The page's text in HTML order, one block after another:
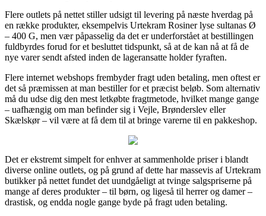
Flere outlets på nettet stiller udsigt til levering på næste hverdag på
en række produkter, eksempelvis Urtekram Rosiner lyse sultanas Ø
– 400 G, men vær påpasselig da det er underforstået at bestillingen
fuldbyrdes forud for et besluttet tidspunkt, så at de kan nå at få de
nye varer sendt afsted inden de lageransatte holder fyraften.
Flere internet webshops frembyder fragt uden betaling, men oftest er
det så præmissen at man bestiller for et præcist beløb. Som alternativ
må du udse dig den mest letkøbte fragtmetode, hvilket mange gange
– uafhængig om man befinder sig i Vejle, Brønderslev eller
Skælskør – vil være at få dem til at bringe varerne til en pakkeshop.
Det er ekstremt simpelt for enhver at sammenholde priser i blandt
diverse online outlets, og på grund af dette har massevis af Urtekram
butikker på nettet fundet det uundgåeligt at tvinge salgspriserne på
mange af deres produkter – til børn, og ligeså til herrer og damer –
drastisk, og endda nogle gange byde på fragt uden betaling.